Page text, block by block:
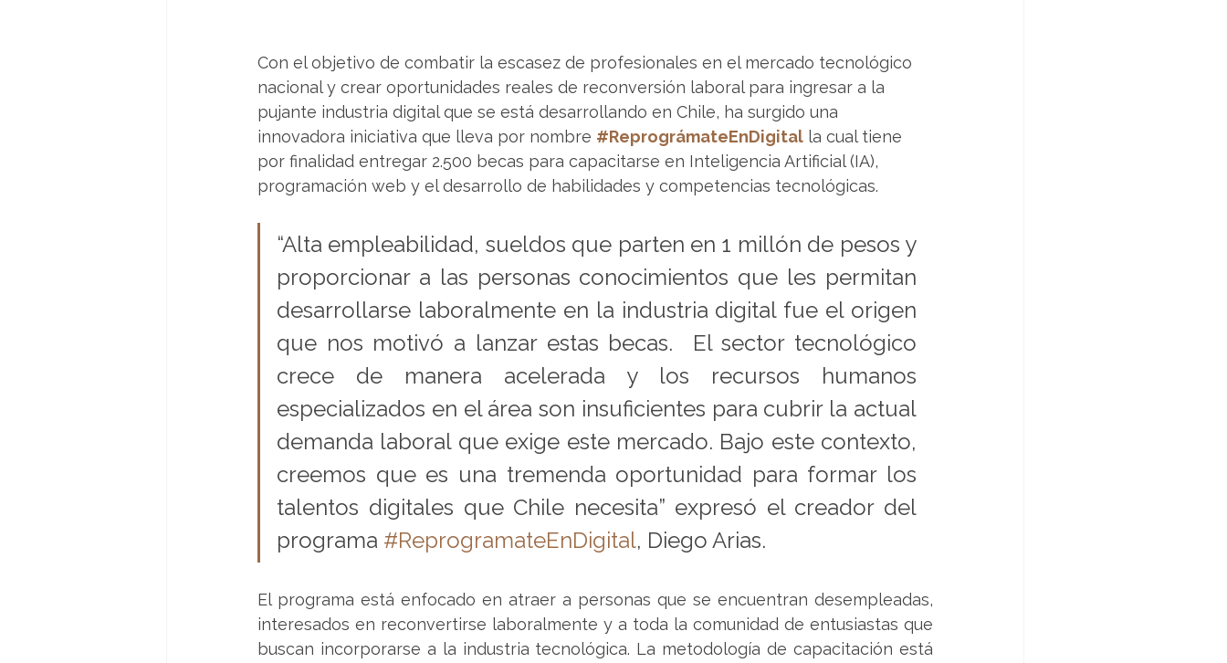
Con el objetivo de combatir la escasez de profesionales en el mercado tecnológico
nacional y crear oportunidades reales de reconversión laboral para ingresar a la
pujante industria digital que se está desarrollando en Chile, ha surgido una
innovadora iniciativa que lleva por nombre #ReprográmateEnDigital la cual tiene
por finalidad entregar 2.500 becas para capacitarse en Inteligencia Artificial (IA),
programación web y el desarrollo de habilidades y competencias tecnológicas.
“Alta empleabilidad, sueldos que parten en 1 millón de pesos y
proporcionar a las personas conocimientos que les permitan
desarrollarse laboralmente en la industria digital fue el origen
que nos motivó a lanzar estas becas.  El sector tecnológico
crece de manera acelerada y los recursos humanos
especializados en el área son insuficientes para cubrir la actual
demanda laboral que exige este mercado. Bajo este contexto,
creemos que es una tremenda oportunidad para formar los
talentos digitales que Chile necesita” expresó el creador del
programa #ReprogramateEnDigital, Diego Arias.
El programa está enfocado en atraer a personas que se encuentran desempleadas,
interesados en reconvertirse laboralmente y a toda la comunidad de entusiastas que
buscan incorporarse a la industria tecnológica. La metodología de capacitación está